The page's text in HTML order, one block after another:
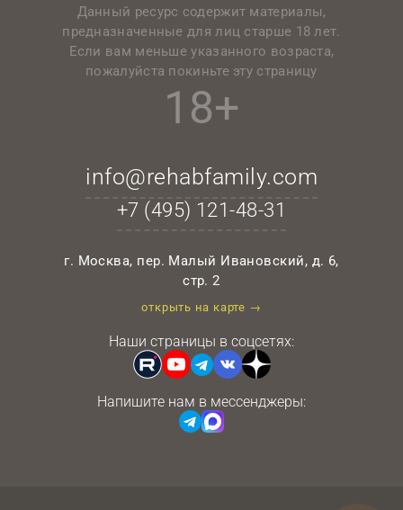
Данный ресурс содержит материалы,
предназначенные для лиц старше 18 лет.
Если вам меньше указанного возраста,
пожалуйста покиньте эту страницу
18+
info@rehabfamily.com
+7 (495) 121-48-31
г. Москва, пер. Малый Ивановский, д. 6,
стр. 2
открыть на карте →
Наши страницы в соцсетях:
Напишите нам в мессенджеры: